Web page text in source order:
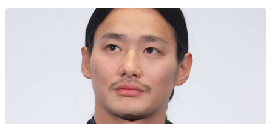
出典：img.pics.livedoor.com
+42
いかない」一方で組織体制の
げた人が馬鹿じゃないです
か」と捨て台詞を残し会社を
辞めてった